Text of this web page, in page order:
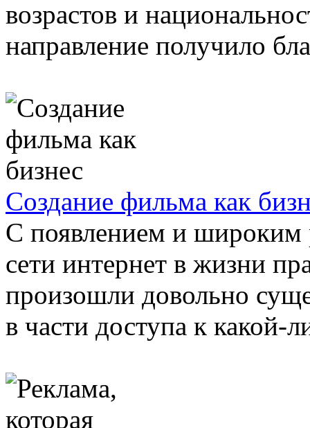
возрастов и
направление получило
Создание фильма как
С появлением и широким
сети интернет в жизни
произошли довольно
в части доступа к какой-